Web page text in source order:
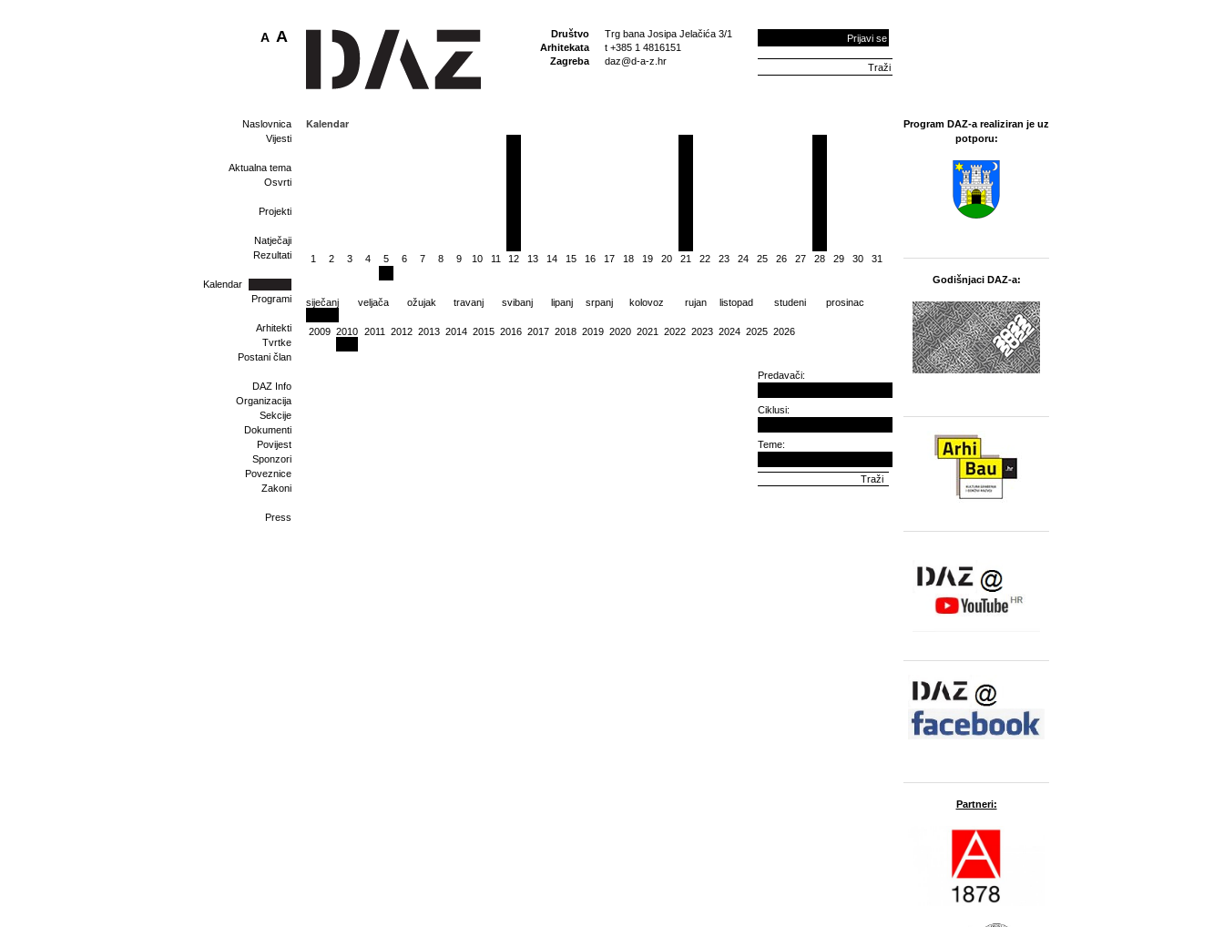
Društvo
Arhitekata
Zagreba
Trg bana Josipa Jelačića 3/1
t +385 1 4816151
daz@d-a-z.hr
Prijavi se
A A
Naslovnica
Vijesti
Aktualna tema
Osvrti
Projekti
Natječaji
Rezultati
Kalendar
Programi
Arhitekti
Tvrtke
Postani član
DAZ Info
Organizacija
Sekcije
Dokumenti
Povijest
Sponzori
Poveznice
Zakoni
Press
Kalendar
1 2 3 4 5 6 7 8 9 10 11 12 13 14 15 16 17 18 19 20 21 22 23 24 25 26 27 28 29 30 31
siječanj veljača ožujak travanj svibanj lipanj srpanj kolovoz rujan listopad studeni prosinac
2009 2010 2011 2012 2013 2014 2015 2016 2017 2018 2019 2020 2021 2022 2023 2024 2025 2026
Predavači:
Ciklusi:
Teme:
Program DAZ-a realiziran je uz
potporu:
Godišnjaci DAZ-a:
Partneri: